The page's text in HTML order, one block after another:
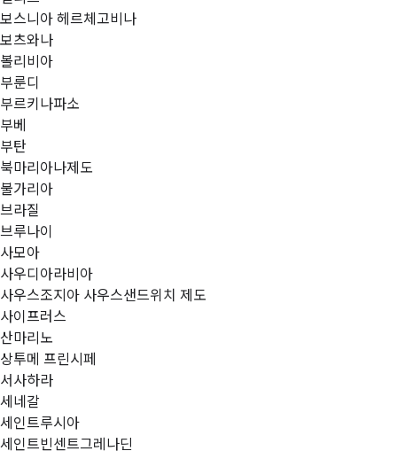
보스니아 헤르체고비나
보츠와나
볼리비아
부룬디
부르키나파소
부베
부탄
북마리아나제도
불가리아
브라질
브루나이
사모아
사우디아라비아
사우스조지아 사우스샌드위치 제도
사이프러스
산마리노
상투메 프린시페
서사하라
세네갈
세인트루시아
세인트빈센트그레나딘